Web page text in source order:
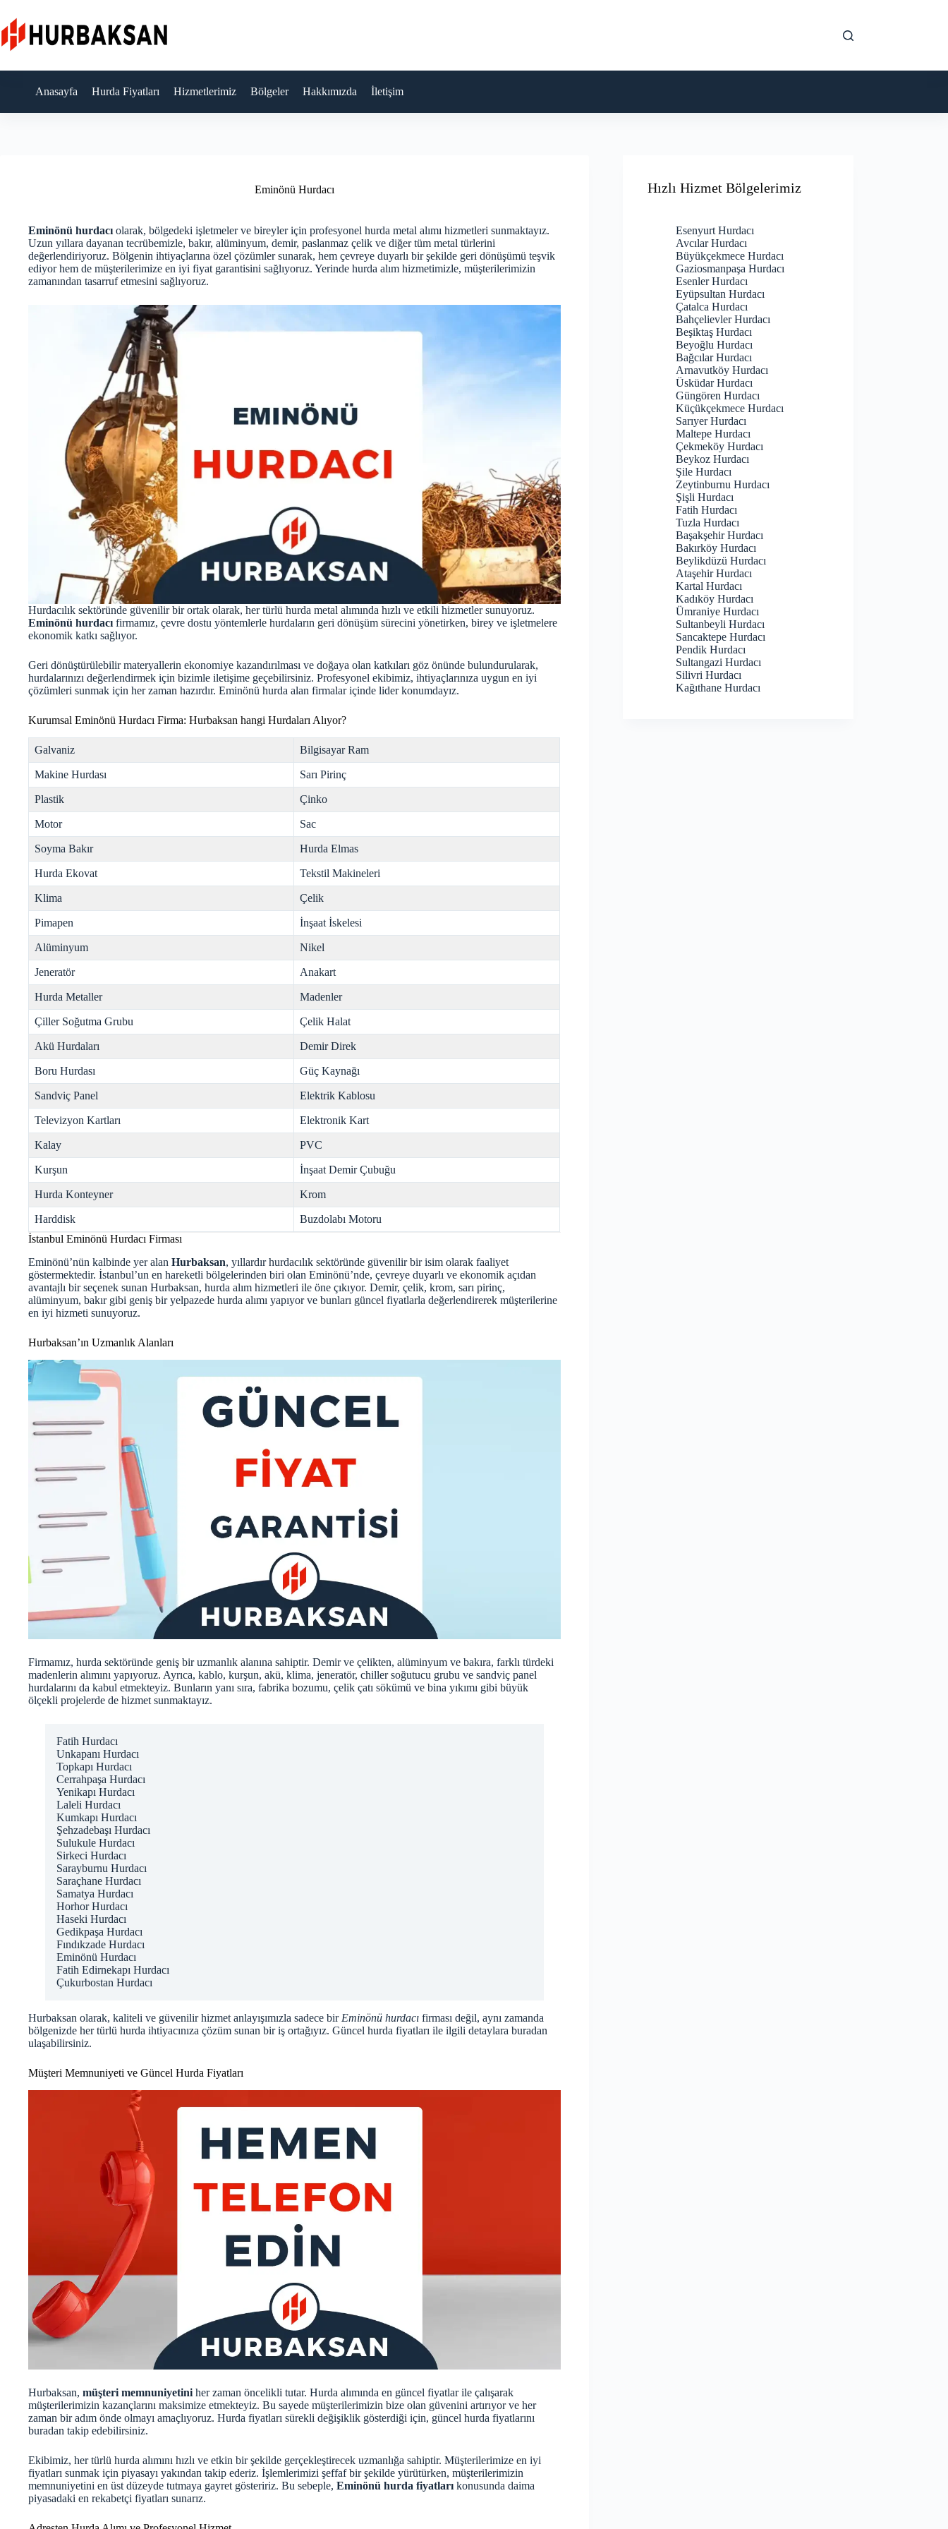
content
Anasayfa Hurda Fiyatları Hizmetlerimiz Bölgeler Hakkımızda İletişim
Eminönü Hurdacı
Eminönü hurdacı olarak, bölgedeki işletmeler ve bireyler için profesyonel hurda metal alımı hizmetleri sunmaktayız.
Uzun yıllara dayanan tecrübemizle, bakır, alüminyum, demir, paslanmaz çelik ve diğer tüm metal türlerini
değerlendiriyoruz. Bölgenin ihtiyaçlarına özel çözümler sunarak, hem çevreye duyarlı bir şekilde geri dönüşümü teşvik
ediyor hem de müşterilerimize en iyi fiyat garantisini sağlıyoruz. Yerinde hurda alım hizmetimizle, müşterilerimizin
zamanından tasarruf etmesini sağlıyoruz.
Hurdacılık sektöründe güvenilir bir ortak olarak, her türlü hurda metal alımında hızlı ve etkili hizmetler sunuyoruz.
Eminönü hurdacıfirmamız, çevre dostu yöntemlerle hurdaların geri dönüşüm sürecini yönetirken, birey ve işletmelere
ekonomik katkı sağlıyor.
Geri dönüştürülebilir materyallerin ekonomiye kazandırılması ve doğaya olan katkıları göz önünde bulundurularak,
hurdalarınızı değerlendirmek için bizimle iletişime geçebilirsiniz. Profesyonel ekibimiz, ihtiyaçlarınıza uygun en iyi
çözümleri sunmak için her zaman hazırdır. Eminönü hurda alan firmalar içinde lider konumdayız.
Kurumsal Eminönü Hurdacı Firma: Hurbaksan hangi Hurdaları Alıyor?
Galvaniz Bilgisayar Ram
Makine Hurdası Sarı Pirinç
Plastik Çinko
Motor Sac
Soyma Bakır Hurda Elmas
Hurda Ekovat Tekstil Makineleri
Klima Çelik
Pimapen İnşaat İskelesi
Alüminyum Nikel
Jeneratör Anakart
Hurda Metaller Madenler
Çiller Soğutma Grubu Çelik Halat
Akü Hurdaları Demir Direk
Boru Hurdası Güç Kaynağı
Sandviç Panel Elektrik Kablosu
Televizyon Kartları Elektronik Kart
Kalay PVC
Kurşun İnşaat Demir Çubuğu
Hurda Konteyner Krom
Harddisk
Buzdolabı Motoru
İstanbul Eminönü Hurdacı Firması
Eminönü’nün kalbinde yer alan Hurbaksan, yıllardır hurdacılık sektöründe güvenilir bir isim olarak faaliyet
göstermektedir. İstanbul’un en hareketli bölgelerinden biri olan Eminönü’nde, çevreye duyarlı ve ekonomik açıdan
avantajlı bir seçenek sunan Hurbaksan, hurda alım hizmetleri ile öne çıkıyor. Demir, çelik, krom, sarı pirinç,
alüminyum, bakır gibi geniş bir yelpazede hurda alımı yapıyor ve bunları güncel fiyatlarla değerlendirerek müşterilerine
en iyi hizmeti sunuyoruz.
Hurbaksan’ın Uzmanlık Alanları
Firmamız, hurda sektöründe geniş bir uzmanlık alanına sahiptir. Demir ve çelikten, alüminyum ve bakıra, farklı türdeki
madenlerin alımını yapıyoruz. Ayrıca, kablo, kurşun, akü, klima, jeneratör, chiller soğutucu grubu ve sandviç panel
hurdalarını da kabul etmekteyiz. Bunların yanı sıra, fabrika bozumu, çelik çatı sökümü ve bina yıkımı gibi büyük
ölçekli projelerde de hizmet sunmaktayız.
Fatih Hurdacı
Unkapanı Hurdacı
Topkapı Hurdacı
Cerrahpaşa Hurdacı
Yenikapı Hurdacı
Laleli Hurdacı
Kumkapı Hurdacı
Şehzadebaşı Hurdacı
Sulukule Hurdacı
Sirkeci Hurdacı
Sarayburnu Hurdacı
Saraçhane Hurdacı
Samatya Hurdacı
Horhor Hurdacı
Haseki Hurdacı
Gedikpaşa Hurdacı
Fındıkzade Hurdacı
Eminönü Hurdacı
Fatih Edirnekapı Hurdacı
Çukurbostan Hurdacı
Hurbaksan olarak, kaliteli ve güvenilir hizmet anlayışımızla sadece bir Eminönü hurdacı firması değil, aynı zamanda
bölgenizde her türlü hurda ihtiyacınıza çözüm sunan bir iş ortağıyız. Güncel hurda fiyatları ile ilgili detaylara buradan
ulaşabilirsiniz.
Müşteri Memnuniyeti ve Güncel Hurda Fiyatları
Hurbaksan, müşteri memnuniyetini her zaman öncelikli tutar. Hurda alımında en güncel fiyatlar ile çalışarak
müşterilerimizin kazançlarını maksimize etmekteyiz. Bu sayede müşterilerimizin bize olan güvenini artırıyor ve her
zaman bir adım önde olmayı amaçlıyoruz. Hurda fiyatları sürekli değişiklik gösterdiği için, güncel hurda fiyatlarını
buradan takip edebilirsiniz.
Ekibimiz, her türlü hurda alımını hızlı ve etkin bir şekilde gerçekleştirecek uzmanlığa sahiptir. Müşterilerimize en iyi
fiyatları sunmak için piyasayı yakından takip ederiz. İşlemlerimizi şeffaf bir şekilde yürütürken, müşterilerimizin
memnuniyetini en üst düzeyde tutmaya gayret gösteririz. Bu sebeple, Eminönü hurda fiyatları konusunda daima
piyasadaki en rekabetçi fiyatları sunarız.
Hızlı Hizmet Bölgelerimiz
Esenyurt Hurdacı
Avcılar Hurdacı
Büyükçekmece Hurdacı
Gaziosmanpaşa Hurdacı
Esenler Hurdacı
Eyüpsultan Hurdacı
Çatalca Hurdacı
Bahçelievler Hurdacı
Beşiktaş Hurdacı
Beyoğlu Hurdacı
Bağcılar Hurdacı
Arnavutköy Hurdacı
Üsküdar Hurdacı
Güngören Hurdacı
Küçükçekmece Hurdacı
Sarıyer Hurdacı
Maltepe Hurdacı
Çekmeköy Hurdacı
Beykoz Hurdacı
Şile Hurdacı
Zeytinburnu Hurdacı
Şişli Hurdacı
Fatih Hurdacı
Tuzla Hurdacı
Başakşehir Hurdacı
Bakırköy Hurdacı
Beylikdüzü Hurdacı
Ataşehir Hurdacı
Kartal Hurdacı
Kadıköy Hurdacı
Ümraniye Hurdacı
Sultanbeyli Hurdacı
Sancaktepe Hurdacı
Pendik Hurdacı
Sultangazi Hurdacı
Silivri Hurdacı
Kağıthane Hurdacı